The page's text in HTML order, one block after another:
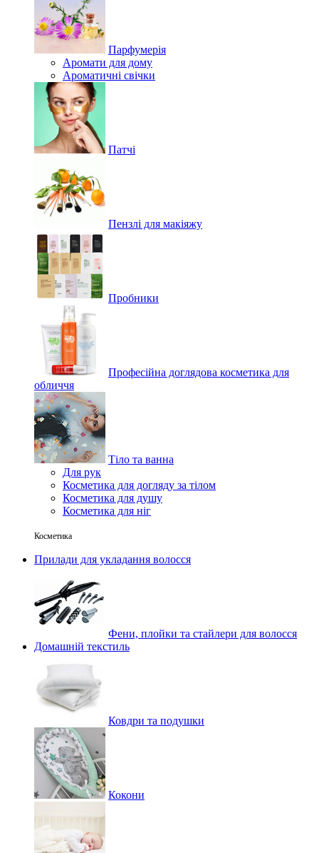
Парфумерія
Аромати для дому
Ароматичні свічки
Патчі
Пензлі для макіяжу
Пробники
Професійна доглядова косметика для
обличчя
Тіло та ванна
Для рук
Косметика для догляду за тілом
Косметика для душу
Косметика для ніг
Косметика
Прилади для укладання волосся
Фени, плойки та стайлери для волосся
Домашній текстиль
Ковдри та подушки
Кокони